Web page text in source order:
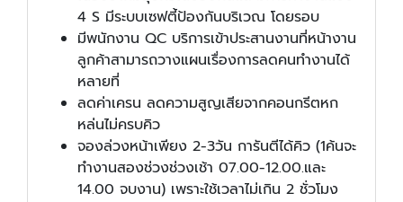
4 S มีระบบเซฟตี้ป้องกันบริเวณ โดยรอบ
มีพนักงาน QC บริการเข้าประสานงานที่หน้างาน
ลูกค้าสามารถวางแผนเรื่องการลดคนทำงานได้
หลายที่
ลดค่าเครน ลดความสูญเสียจากคอนกรีตหก
หล่นไม่ครบคิว
จองล่วงหน้าเพียง 2-3วัน การันตีได้คิว (1ค้นจะ
ทำงานสองช่วงช่วงเช้า 07.00-12.00.และ
14.00 จบงาน) เพราะใช้เวลาไม่เกิน 2 ชั่วโมง